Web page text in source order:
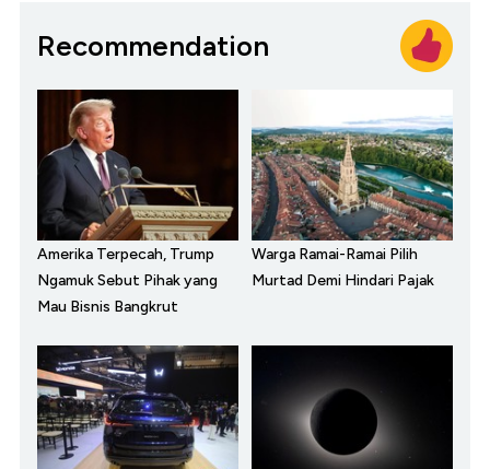
Recommendation
Amerika Terpecah, Trump
Ngamuk Sebut Pihak yang
Mau Bisnis Bangkrut
Warga Ramai-Ramai Pilih
Murtad Demi Hindari Pajak